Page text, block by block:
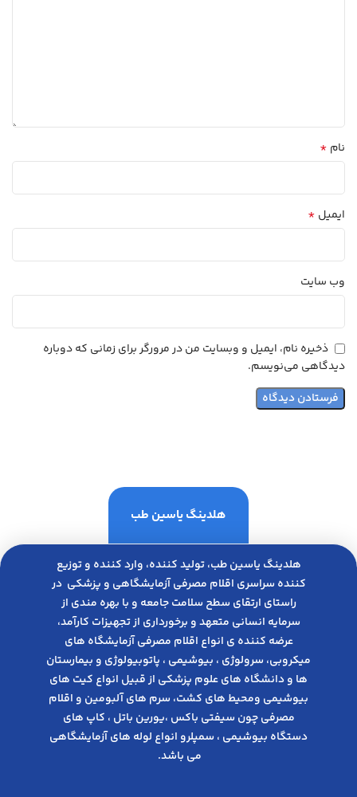
نام *
ایمیل *
وب‌ سایت
ذخیره نام، ایمیل و وبسایت من در مرورگر برای زمانی که دوباره
دیدگاهی می‌نویسم.
هلدینگ یاسین طب
هلدینگ یاسین طب، تولید کننده، وارد کننده و توزیع
کننده سراسری اقلام مصرفی آزمایشگاهی و پزشکی در
راﺳﺘﺎی ارﺗﻘﺎی ﺳﻄﺢ ﺳﻼﻣﺖ ﺟﺎﻣﻌﻪ و ﺑﺎ ﺑﻬﺮه ﻣﻨﺪی از
ﺳﺮﻣﺎﯾﻪ انسانی متعهد و ﺑﺮﺧﻮرداری از ﺗﺠﻬﯿﺰات ﮐﺎرآﻣﺪ،
عرضه کننده ی انواع اﻗﻼم مصرفی آزﻣﺎﯾﺸﮕﺎه های
میکروبی، ﺳﺮوﻟﻮژی ، ﺑﯿﻮﺷﯿﻤﯽ ، پاتوبیولوژی و بیمارستان
ها و دانشگاه های علوم پزشکی از قبیل انواع کیت های
بیوشیمی ومحیط های کشت، سرم های آلبومین و اقلام
مصرفی چون سیفتی باکس ،یورین باتل ، کاپ های
دستگاه بیوشیمی ، سمپلرو انواع لوله های آزمایشگاهی
می باشد.